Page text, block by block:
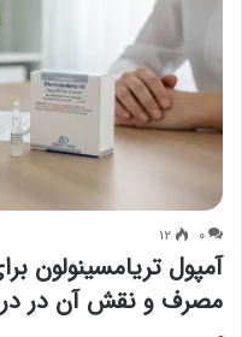
۰ ۱۲
آمپول تریامسینولون
مصرف و نقش آن در